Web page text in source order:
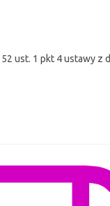
ust. 1 pkt 4 ustawy z